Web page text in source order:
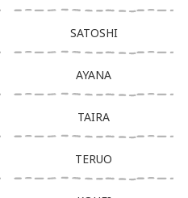
SATOSHI
AYANA
TAIRA
TERUO